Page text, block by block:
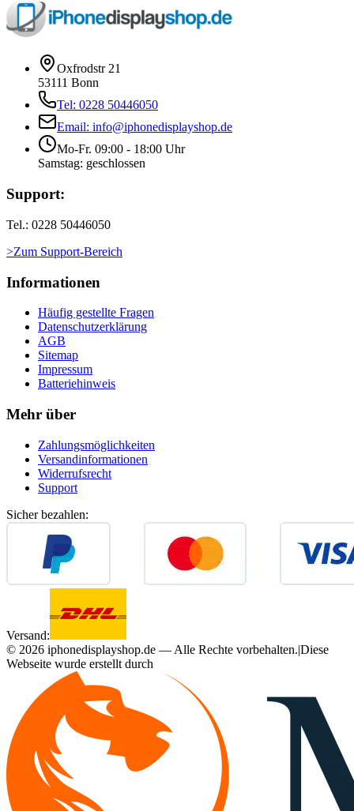
Oxfrodstr 21
53111 Bonn
Tel: 0228 50446050
Email: info@iphonedisplayshop.de
Mo-Fr. 09:00 - 18:00 Uhr
Samstag: geschlossen
Support:
Tel.: 0228 50446050
>Zum Support-Bereich
Informationen
Häufig gestellte Fragen
Datenschutzerklärung
AGB
Sitemap
Impressum
Batteriehinweis
Mehr über
Zahlungsmöglichkeiten
Versandinformationen
Widerrufsrecht
Support
Sicher bezahlen:
Versand:
© 2026 iphonedisplayshop.de — Alle Rechte vorbehalten.|Diese
Webseite wurde erstellt durch